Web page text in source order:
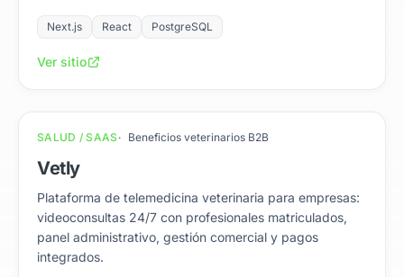
Next.js React PostgreSQL
Ver sitio
SALUD / SAAS Beneficios veterinarios B2B
Vetly
Plataforma de telemedicina veterinaria para empresas:
videoconsultas 24/7 con profesionales matriculados,
panel administrativo, gestión comercial y pagos
integrados.